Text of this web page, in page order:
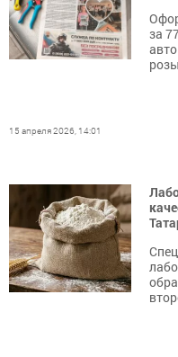
за
15 апреля 2026, 14:01